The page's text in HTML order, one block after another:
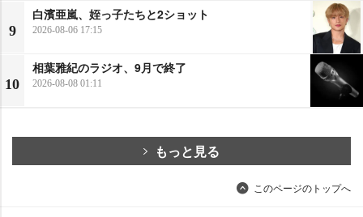
9
白濱亜嵐、姪っ子たちと2ショット
2026-08-06 17:15
10
相葉雅紀のラジオ、9月で終了
2026-08-08 01:11
もっと見る
このページのトップへ